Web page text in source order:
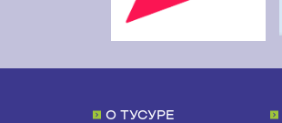
О ТУСУРЕ